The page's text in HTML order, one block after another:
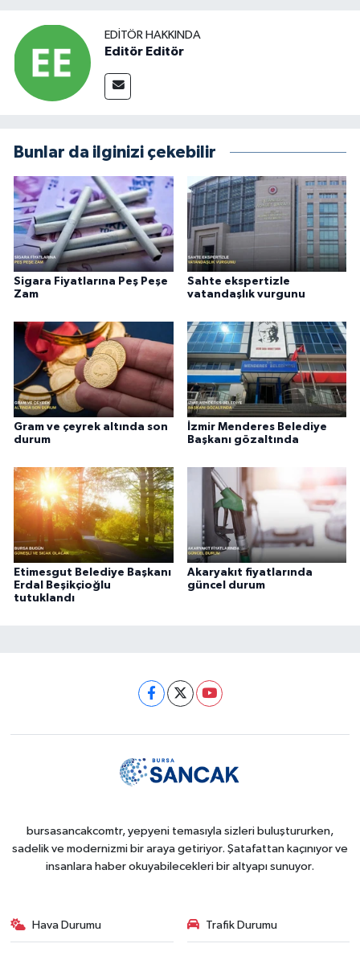
EDITÖR HAKKINDA
Editör Editör
Bunlar da ilginizi çekebilir
Sigara Fiyatlarına Peş Peşe
Zam
Sahte ekspertizle
vatandaşlık vurgunu
Gram ve çeyrek altında son
durum
İzmir Menderes Belediye
Başkanı gözaltında
Etimesgut Belediye Başkanı
Erdal Beşikçioğlu
tutuklandı
Akaryakıt fiyatlarında
güncel durum
bursasancakcomtr, yepyeni temasıyla sizleri buluştururken,
sadelik ve modernizmi bir araya getiriyor. Şatafattan kaçınıyor ve
insanlara haber okuyabilecekleri bir altyapı sunuyor.
Hava Durumu Trafik Durumu